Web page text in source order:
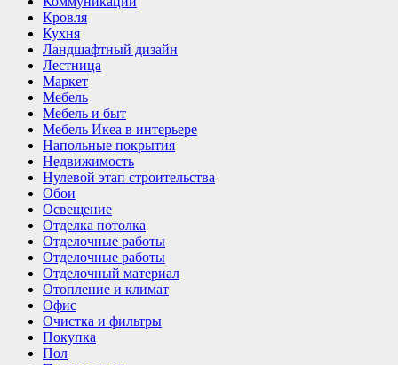
Кровля
Кухня
Ландшафтный дизайн
Лестница
Маркет
Мебель
Мебель и быт
Мебель Икеа в интерьере
Напольные покрытия
Недвижимость
Нулевой этап строительства
Обои
Освещение
Отделка потолка
Отделочные работы
Отделочные работы
Отделочный материал
Отопление и климат
Офис
Очистка и фильтры
Покупка
Пол